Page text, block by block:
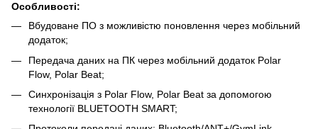
Особливості:
Вбудоване ПО з можливістю поновлення через мобільний
додаток;
Передача даних на ПК через мобільний додаток Polar
Flow, Polar Beat;
Синхронізація з Polar Flow, Polar Beat за допомогою
технології BLUETOOTH SMART;